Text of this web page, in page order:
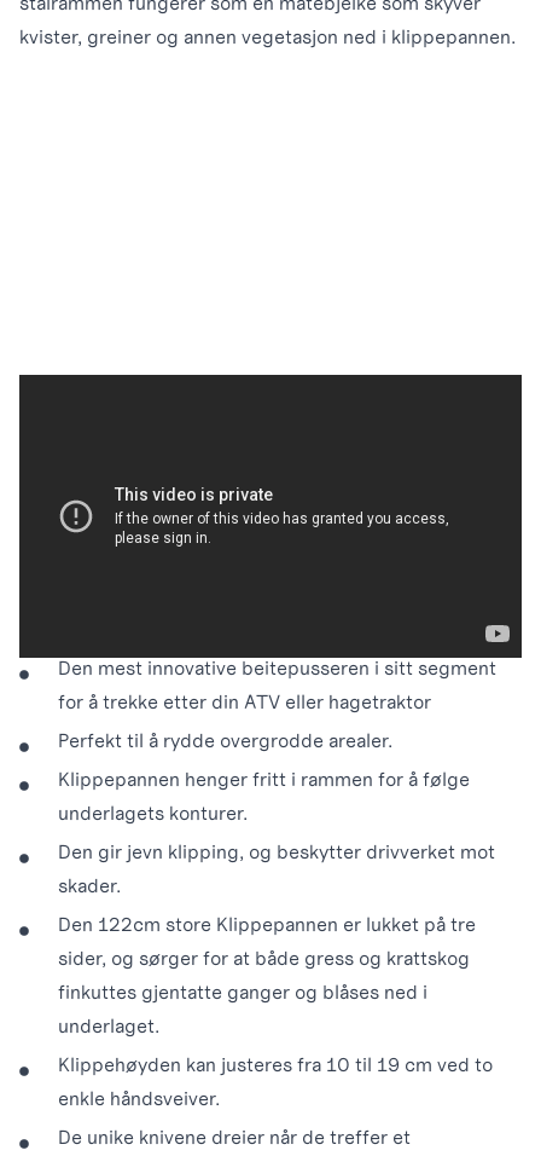
kvister, greiner og annen vegetasjon ned i klippepannen.
blåses ned i underlaget. Du slipper stripene du får hos
maskiner med sideutkast. Det svingbare tilhengerfestet i
Den mest innovative beitepusseren i sitt segment
for å trekke etter din ATV eller hagetraktor
Perfekt til å rydde overgrodde arealer.
Klippepannen henger fritt i rammen for å følge
underlagets konturer.
Den gir jevn klipping, og beskytter drivverket mot
skader.
Den 122cm store Klippepannen er lukket på tre
sider, og sørger for at både gress og krattskog
finkuttes gjentatte ganger og blåses ned i
underlaget.
Klippehøyden kan justeres fra 10 til 19 cm ved to
enkle håndsveiver.
De unike knivene dreier når de treffer et